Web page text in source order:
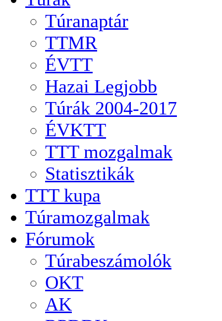
Túranaptár
TTMR
ÉVTT
Hazai Legjobb
Túrák 2004-2017
ÉVKTT
TTT mozgalmak
Statisztikák
TTT kupa
Túramozgalmak
Fórumok
Túrabeszámolók
OKT
AK